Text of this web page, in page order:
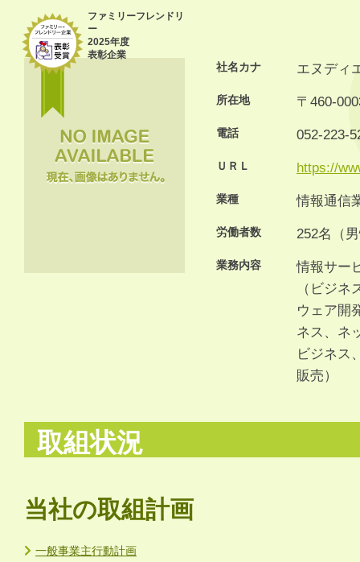
ファミリーフレンドリ
ー
2025年度
表彰企業
社名カナ エヌディ
所在地 〒460-
電話 052-223-
ＵＲＬ https://
業種 情報通信
労働者数 252名（
業務内容
情報サー
（ビジ
ウェア開
ネス、ネ
ビジネス
販売）
取組状況
当社の取組計画
一般事業主行動計画